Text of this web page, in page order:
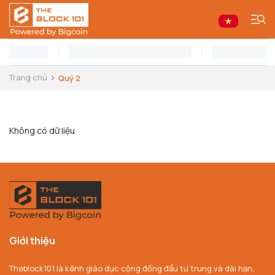
Trang chủ Quý 2
Không có dữ liệu
Giới thiệu
Theblock101 là kênh giáo dục cộng đồng đầu tư trung và dài hạn,